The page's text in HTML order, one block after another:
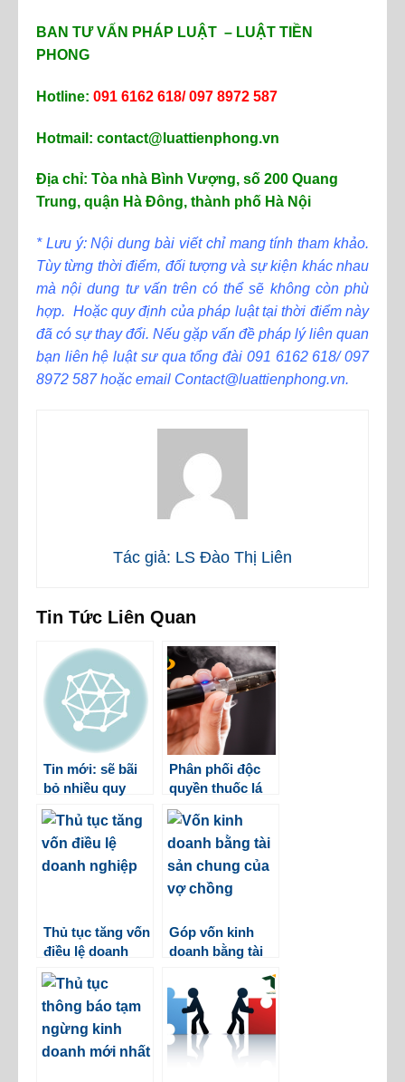
BAN TƯ VẤN PHÁP LUẬT – LUẬT TIỀN
PHONG
Hotline: 091 6162 618/ 097 8972 587
Hotmail: contact@luattienphong.vn
Địa chỉ: Tòa nhà Bình Vượng, số 200 Quang
Trung, quận Hà Đông, thành phố Hà Nội
* Lưu ý: Nội dung bài viết chỉ mang tính tham khảo.
Tùy từng thời điểm, đối tượng và sự kiện khác nhau
mà nội dung tư vấn trên có thể sẽ không còn phù
hợp. Hoặc quy định của pháp luật tại thời điểm này
đã có sự thay đổi. Nếu gặp vấn đề pháp lý liên quan
bạn liên hệ luật sư qua tổng đài 091 6162 618/ 097
8972 587 hoặc email Contact@luattienphong.vn.
Tác giả: LS Đào Thị Liên
Tin Tức Liên Quan
Tin mới: sẽ bãi
bỏ nhiều quy
định về điều kiện
kinh doanh
Phân phối độc
quyền thuốc lá
điện tử
Thủ tục tăng vốn
điều lệ doanh
nghiệp
Góp vốn kinh
doanh bằng tài
vợ chồng